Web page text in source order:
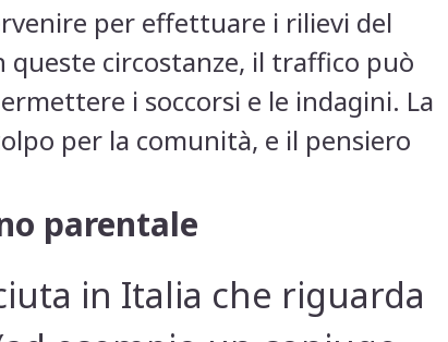
per effettuare i rilievi del
queste circostanze, il traffico può
i soccorsi e le indagini. La
per la comunità, e il pensiero
parentale
in Italia che riguarda